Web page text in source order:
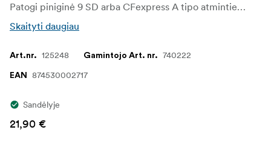
Patogi piniginė 9 SD arba CFexpress A tipo atminties kortelėms, kuri lengvai telpa kišenėje arba tvirtinama prie diržo ar rankinės.
Skaityti daugiau
Art.nr. 125248 Gamintojo Art. nr. 740222
EAN 874530002717
Sandėlyje
21,90 €